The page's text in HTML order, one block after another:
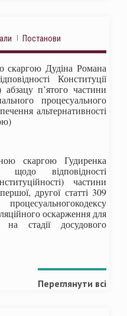
Постанови
скаргою Дудіна Романа
Конституції
абзацу п’ятого частини
процесуального
альтернативності
скаргою Гудиренка
щодо відповідності
частини
другої статті 309
оскарження для
стадії досудового
Переглянути всі